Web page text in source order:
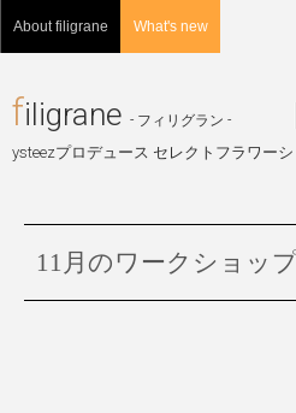
About filigrane What's new
filigrane - フィリグラン -
ysteezプロデュース セレクトフラワー
11月のワークショッ